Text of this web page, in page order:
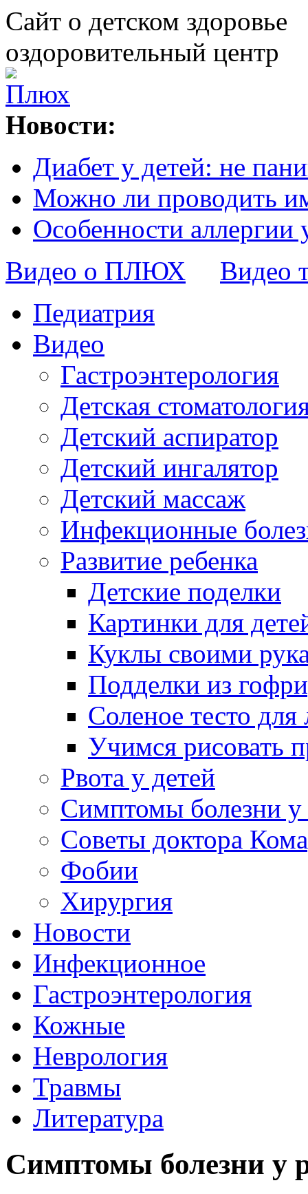
Сайт о детском здоровье
оздоровительный центр
Новости:
Диабет у детей: не
Можно ли проводить
Особенности аллергии
Видео о ПЛЮХ
Видео
Педиатрия
Видео
Гастроэнтерология
Детская
Детский аспиратор
Детский ингалятор
Детский массаж
Инфекционные
Развитие ребенка
Детские поделки
Картинки для
Куклы своими
Подделки из
Соленое тесто для
Учимся рисовать
Рвота у детей
Симптомы болезни у
Советы доктора
Фобии
Хирургия
Новости
Инфекционное
Гастроэнтерология
Кожные
Неврология
Травмы
Литература
Симптомы болезни у